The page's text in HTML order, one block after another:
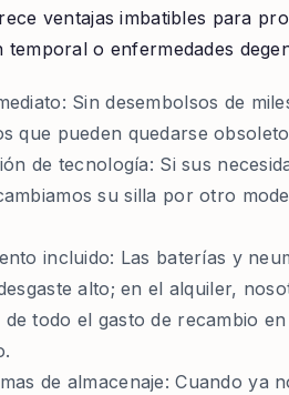
ventajas imbatibles para
temporal o enfermedades
Sin desembolsos de
que pueden quedarse
de tecnología: Si sus
su silla por otro
incluido: Las baterías y
alto; en el alquiler,
de todo el gasto de recambio
de almacenaje: Cuando ya